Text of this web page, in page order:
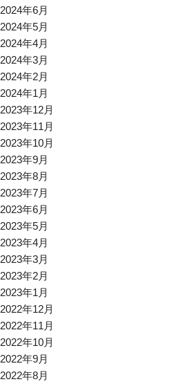
2024年6月
2024年5月
2024年4月
2024年3月
2024年2月
2024年1月
2023年12月
2023年11月
2023年10月
2023年9月
2023年8月
2023年7月
2023年6月
2023年5月
2023年4月
2023年3月
2023年2月
2023年1月
2022年12月
2022年11月
2022年10月
2022年9月
2022年8月